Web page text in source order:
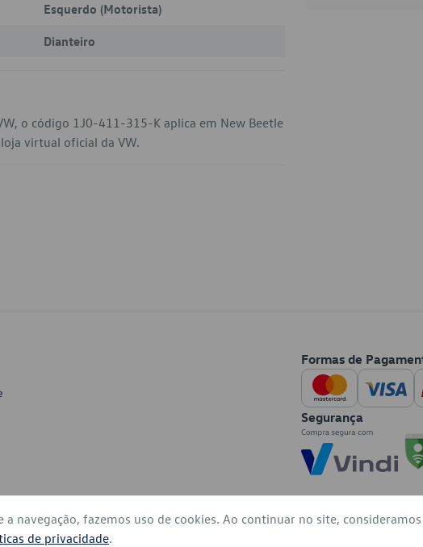
Esquerdo (Motorista)
Dianteiro
o código 1J0-411-315-K aplica em New Beetle
virtual oficial da VW.
Formas de
Segurança
reservados
navegação, fazemos uso de cookies. Ao continuar no site, consideramos
de privacidade.